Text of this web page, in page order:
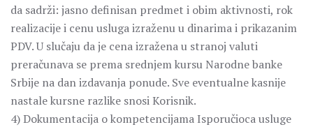
da sadrži: jasno definisan predmet i obim aktivnosti, rok
realizacije i cenu usluga izraženu u dinarima i prikazanim
PDV. U slučaju da je cena izražena u stranoj valuti
preračunava se prema srednjem kursu Narodne banke
Srbije na dan izdavanja ponude. Sve eventualne kasnije
nastale kursne razlike snosi Korisnik.
4) Dokumentacija o kompetencijama Isporučioca usluge